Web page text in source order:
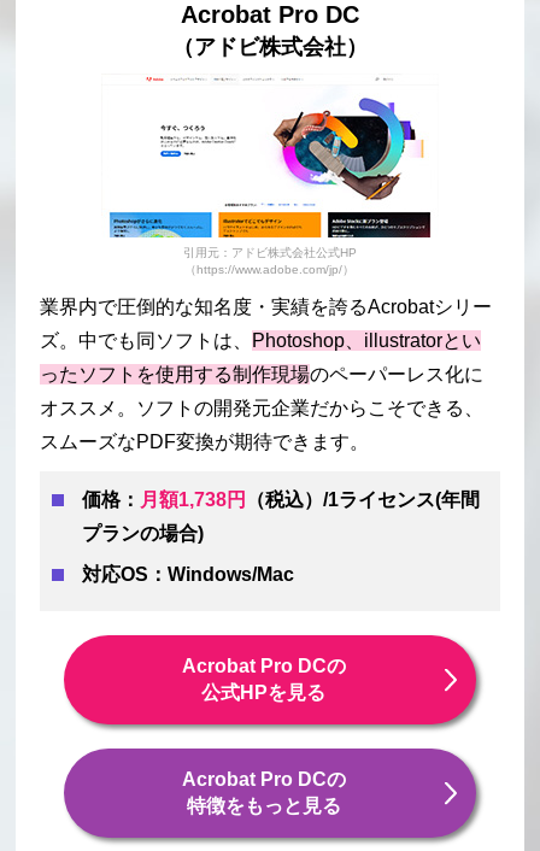
Acrobat Pro DC
（アドビ株式会社）
引用元：アドビ株式会社公式HP
（https://www.adobe.com/jp/）
業界内で圧倒的な知名度・実績を誇るAcrobatシリー
ズ。中でも同ソフトは、 Photoshop、illustratorとい
ったソフトを使用する制作現場のペーパーレス化に
オススメ。ソフトの開発元企業だからこそできる、
スムーズなPDF変換が期待できます。
価格： 月額1,738円
（税込）/1ライセンス(年間
プランの場合)
対応OS：Windows/Mac
Acrobat Pro DCの
公式HPを見る
Acrobat Pro DCの
特徴をもっと見る